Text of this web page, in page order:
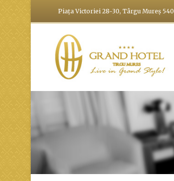
Piața Victoriei 28-30, Târgu Mureș